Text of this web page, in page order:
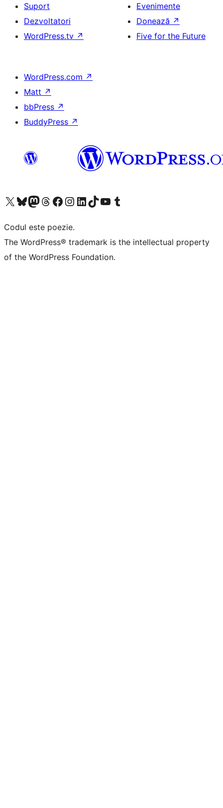
Suport
Dezvoltatori
WordPress.tv ↗
Evenimente
Donează ↗
Five for the Future
WordPress.com ↗
Matt ↗
bbPress ↗
BuddyPress ↗
Mergi la contul nostru X (fost Twitter)
Vizitează contul nostru Bluesky
Vizitează contul nostru Mastodon
Vizitează contul nostru Threads
Vizitează pagina noastră Facebook
Vizitează-ne pe Instagram
Vizitează-ne pe LinkedIn
Vizitează contul nostru TikTok
Vizitează canalul nostru YouTube
Vizitează contul nostru Tumblr
Codul este poezie.
The WordPress® trademark is the intellectual property
of the WordPress Foundation.